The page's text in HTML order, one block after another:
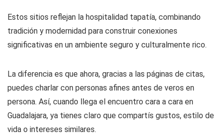
Estos sitios reflejan la hospitalidad tapatía, combinando
tradición y modernidad para construir conexiones
significativas en un ambiente seguro y culturalmente rico.
La diferencia es que ahora, gracias a las páginas de citas,
puedes charlar con personas afines antes de veros en
persona. Así, cuando llega el encuentro cara a cara en
Guadalajara, ya tienes claro que compartís gustos, estilo de
vida o intereses similares.